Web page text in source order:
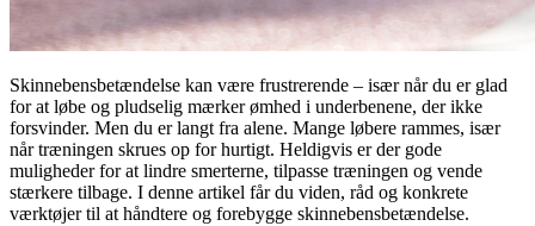
Skinnebensbetændelse kan være frustrerende – især når du er glad
for at løbe og pludselig mærker ømhed i underbenene, der ikke
forsvinder. Men du er langt fra alene. Mange løbere rammes, især
når træningen skrues op for hurtigt. Heldigvis er der gode
muligheder for at lindre smerterne, tilpasse træningen og vende
stærkere tilbage. I denne artikel får du viden, råd og konkrete
værktøjer til at håndtere og forebygge skinnebensbetændelse.